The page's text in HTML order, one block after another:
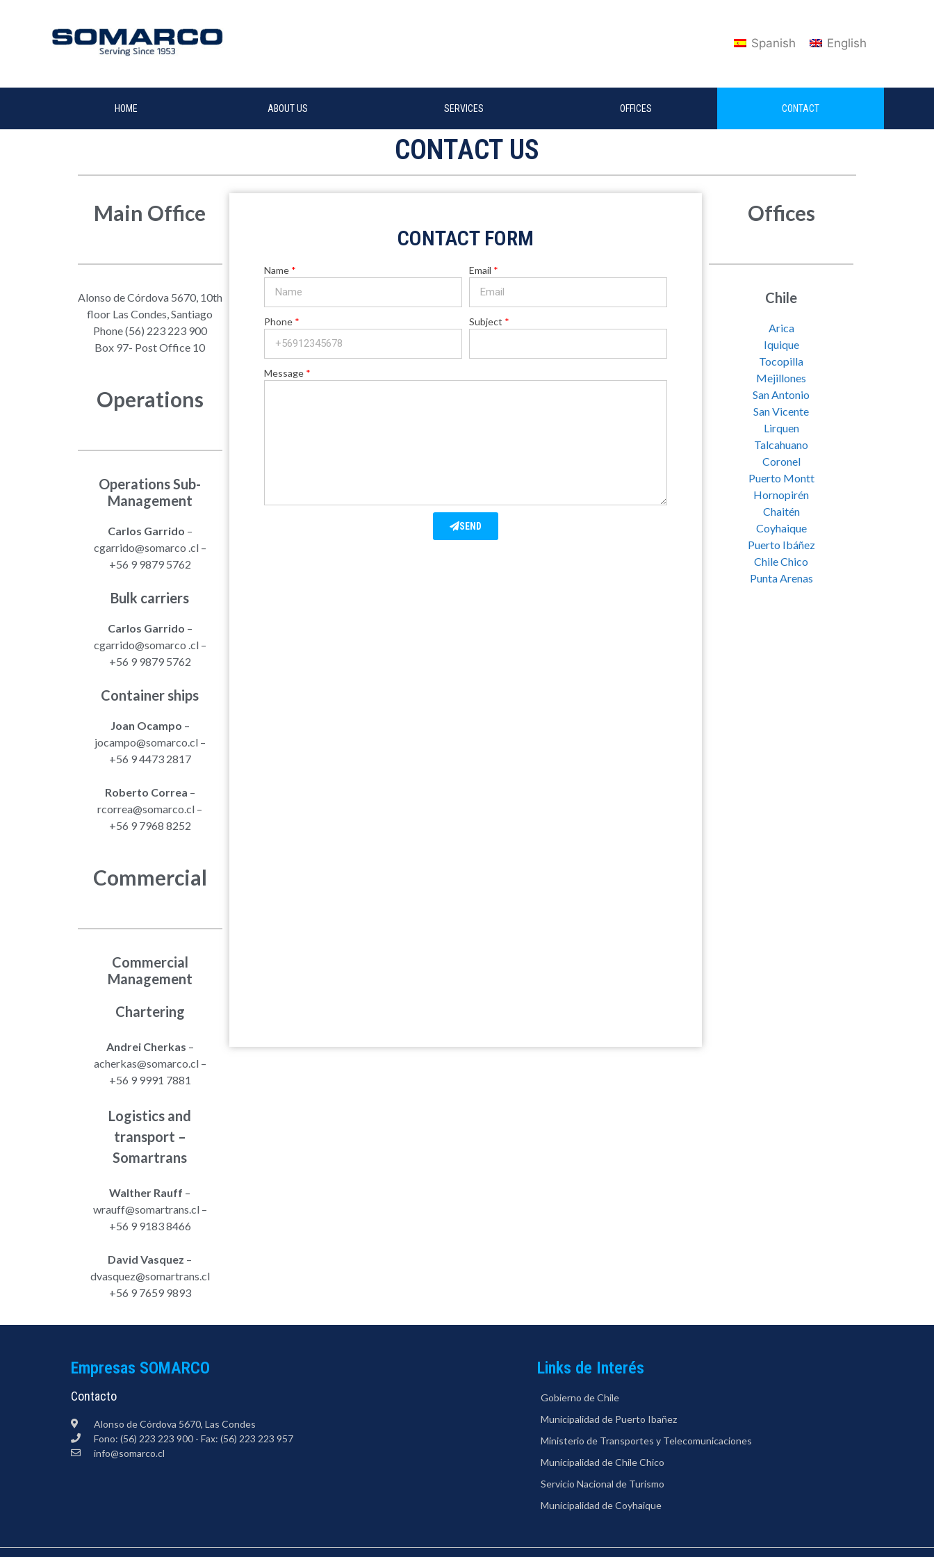
Spanish English
HOME ABOUT US SERVICES OFFICES CONTACT
CONTACT US
Main Office
Alonso de Córdova 5670, 10th
floor Las Condes, Santiago
Phone (56) 223 223 900
Box 97- Post Office 10
Operations
Operations Sub-
Management
Carlos Garrido –
cgarrido@somarco .cl –
+56 9 9879 5762
Bulk carriers
Carlos Garrido –
cgarrido@somarco .cl –
+56 9 9879 5762
Container ships
Joan Ocampo –
jocampo@somarco.cl –
+56 9 4473 2817
Roberto Correa –
rcorrea@somarco.cl –
+56 9 7968 8252
Commercial
Commercial
Management
Chartering
Andrei Cherkas –
acherkas@somarco.cl –
+56 9 9991 7881
Logistics and
transport –
Somartrans
Walther Rauff –
wrauff@somartrans.cl –
+56 9 9183 8466
David Vasquez –
dvasquez@somartrans.cl
+56 9 7659 9893
CONTACT FORM
Name Email
Phone Subject
Message
SEND
Offices
Chile
Arica
Iquique
Tocopilla
Mejillones
San Antonio
San Vicente
Lirquen
Talcahuano
Coronel
Puerto Montt
Hornopirén
Chaitén
Coyhaique
Puerto Ibáñez
Chile Chico
Punta Arenas
Empresas SOMARCO
Contacto
Alonso de Córdova 5670, Las Condes
Fono: (56) 223 223 900 - Fax: (56) 223 223 957
info@somarco.cl
Links de Interés
Gobierno de Chile
Municipalidad de Puerto Ibañez
Ministerio de Transportes y Telecomunicaciones
Municipalidad de Chile Chico
Servicio Nacional de Turismo
Municipalidad de Coyhaique